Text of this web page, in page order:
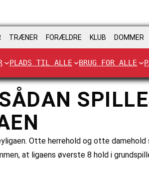
TRÆNER FORÆLDRE KLUB DOMMER
PLADS TIL ALLE BRUG FOR ALLE
Otte herrehold og otte
at ligaens øverste 8 hold i